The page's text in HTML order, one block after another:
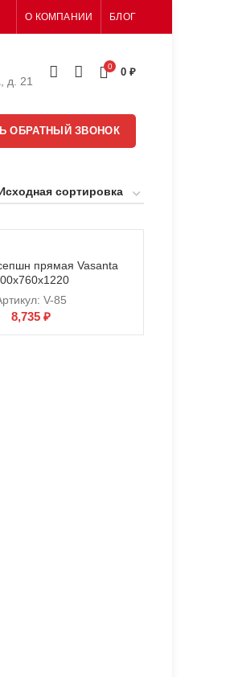
О КОМПАНИИ БЛОГ
д. 21
0 0 ₽
ОБРАТНЫЙ ЗВОНОК
прямая Vasanta
V-85
8,735₽